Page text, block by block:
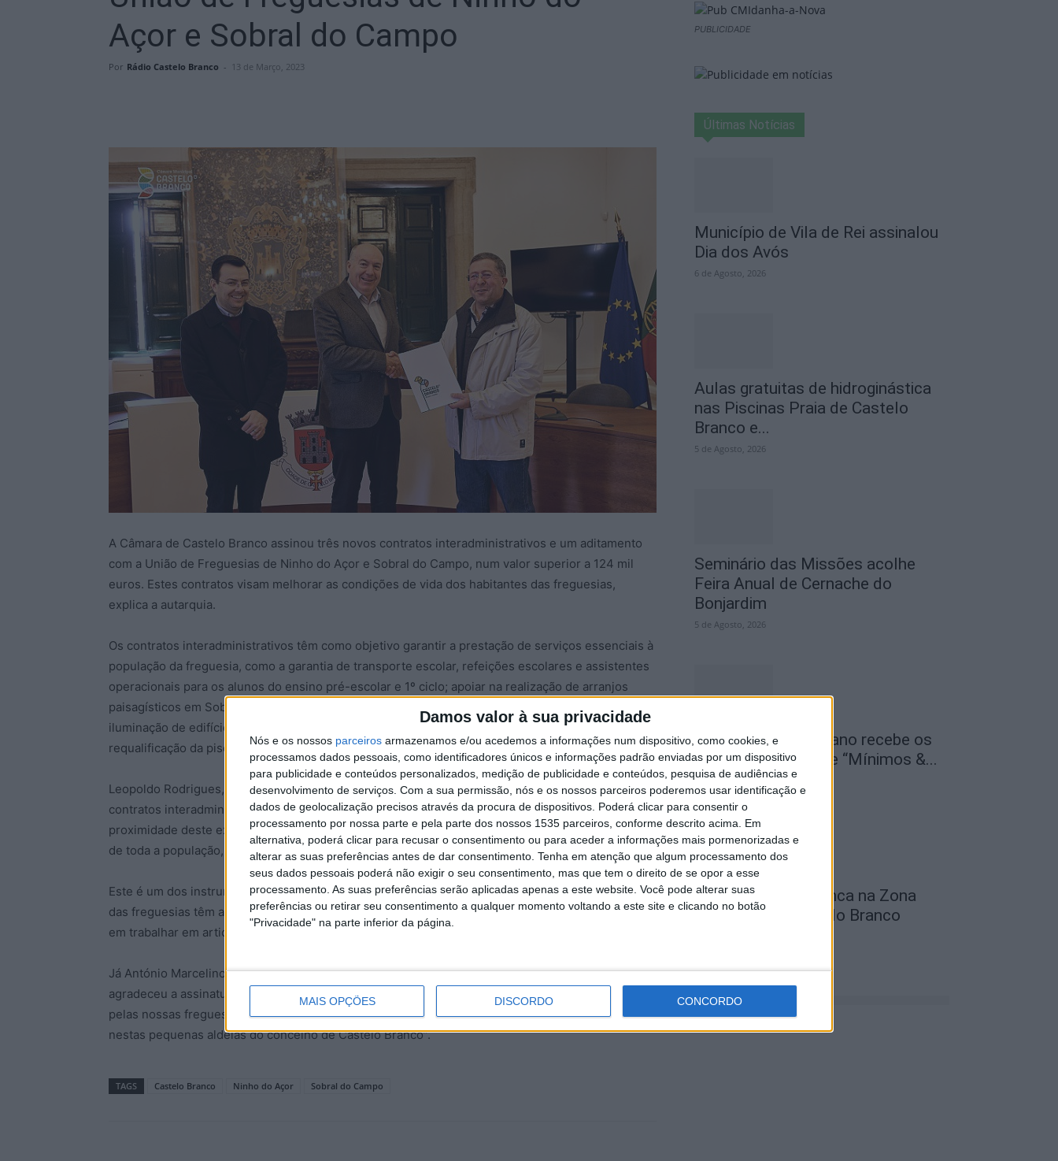
Damos valor à sua privacidade
Nós e os nossos parceiros armazenamos e/ou acedemos a informações num dispositivo, como cookies, e
processamos dados pessoais, como identificadores únicos e informações padrão enviadas por um dispositivo
para publicidade e conteúdos personalizados, medição de publicidade e conteúdos, pesquisa de audiências e
desenvolvimento de serviços. Com a sua permissão, nós e os nossos parceiros poderemos usar identificação e
dados de geolocalização precisos através da procura de dispositivos. Poderá clicar para consentir o
processamento por nossa parte e pela parte dos nossos 1535 parceiros, conforme descrito acima. Em
alternativa, poderá clicar para recusar o consentimento ou para aceder a informações mais pormenorizadas e
alterar as suas preferências antes de dar consentimento. Tenha em atenção que algum processamento dos
seus dados pessoais poderá não exigir o seu consentimento, mas que tem o direito de se opor a esse
processamento. As suas preferências serão aplicadas apenas a este website. Você pode alterar suas
preferências ou retirar seu consentimento a qualquer momento voltando a este site e clicando no botão
"Privacidade" na parte inferior da página.
MAIS OPÇÕES DISCORDO CONCORDO
Açor e Sobral do Campo
Por Rádio Castelo Branco - 13 de Março, 2023
A Câmara de Castelo Branco assinou três novos contratos interadministrativos e um aditamento
com a União de Freguesias de Ninho do Açor e Sobral do Campo, num valor superior a 124 mil
euros. Estes contratos visam melhorar as condições de vida dos habitantes das freguesias,
explica a autarquia.
Os contratos interadministrativos têm como objetivo garantir a prestação de serviços essenciais à
população da freguesia, como a garantia de transporte escolar, refeições escolares e assistentes
operacionais para os alunos do ensino pré-escolar e 1º ciclo; apoiar na realização de arranjos
paisagísticos em Sobral do Campo, promover a colocação do nome à entrada das freguesias,
iluminação de edifícios e numeração das campas (sepulturas) e ainda a adequação do valor para
requalificação da piscina de Ninho do Açor.
Leopoldo Rodrigues, presidente da Câmara de Castelo Branco, reiterou que a assinatura destes
contratos interadministrativos, e os que vão ser assinados nos próximos dias, mostram a
proximidade deste executivo com as juntas de freguesia e ainda o compromisso com o bem-estar
de toda a população, não deixando ninguém para trás.
Este é um dos instrumentos com que este executivo pretende garantir que todos os habitantes
das freguesias têm acesso a serviços de qualidade e demonstra a vontade da Câmara Municipal
em trabalhar em articulação com as juntas de freguesia para alcançar este objetivo.
Já António Marcelino, presidente da União de Freguesias do Ninho do Açor e Sobral do Campo,
agradeceu a assinatura destes contratos referindo que “só assim conseguimos mais e melhor
pelas nossas freguesias e pelos nossos habitantes garantindo bem-estar e gosto por morar
nestas pequenas aldeias do concelho de Castelo Branco”.
TAGS Castelo Branco Ninho do Açor Sobral do Campo
PUBLICIDADE
Últimas Notícias
Município de Vila de Rei assinalou
Dia dos Avós
6 de Agosto, 2026
Aulas gratuitas de hidroginástica
nas Piscinas Praia de Castelo
Branco e...
5 de Agosto, 2026
Seminário das Missões acolhe
Feira Anual de Cernache do
Bonjardim
5 de Agosto, 2026
Centro Cultural Raiano recebe os
filmes “O Convite” e “Mínimos &...
5 de Agosto, 2026
Obra na Rua D arranca na Zona
Industrial de Castelo Branco